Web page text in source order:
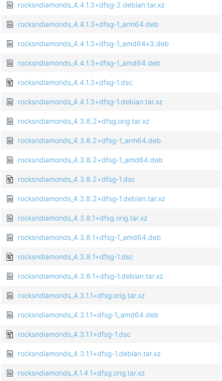
rocksndiamonds_4.4.1.3+dfsg-2.debian.tar.xz
rocksndiamonds_4.4.1.3+dfsg-1_arm64.deb
rocksndiamonds_4.4.1.3+dfsg-1_amd64v3.deb
rocksndiamonds_4.4.1.3+dfsg-1_amd64.deb
rocksndiamonds_4.4.1.3+dfsg-1.dsc
rocksndiamonds_4.4.1.3+dfsg-1.debian.tar.xz
rocksndiamonds_4.3.8.2+dfsg.orig.tar.xz
rocksndiamonds_4.3.8.2+dfsg-1_arm64.deb
rocksndiamonds_4.3.8.2+dfsg-1_amd64.deb
rocksndiamonds_4.3.8.2+dfsg-1.dsc
rocksndiamonds_4.3.8.2+dfsg-1.debian.tar.xz
rocksndiamonds_4.3.8.1+dfsg.orig.tar.xz
rocksndiamonds_4.3.8.1+dfsg-1_amd64.deb
rocksndiamonds_4.3.8.1+dfsg-1.dsc
rocksndiamonds_4.3.8.1+dfsg-1.debian.tar.xz
rocksndiamonds_4.3.1.1+dfsg.orig.tar.xz
rocksndiamonds_4.3.1.1+dfsg-1_amd64.deb
rocksndiamonds_4.3.1.1+dfsg-1.dsc
rocksndiamonds_4.3.1.1+dfsg-1.debian.tar.xz
rocksndiamonds_4.1.4.1+dfsg.orig.tar.xz